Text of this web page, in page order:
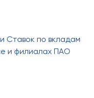
Ставок по вкладам
и филиалах ПАО